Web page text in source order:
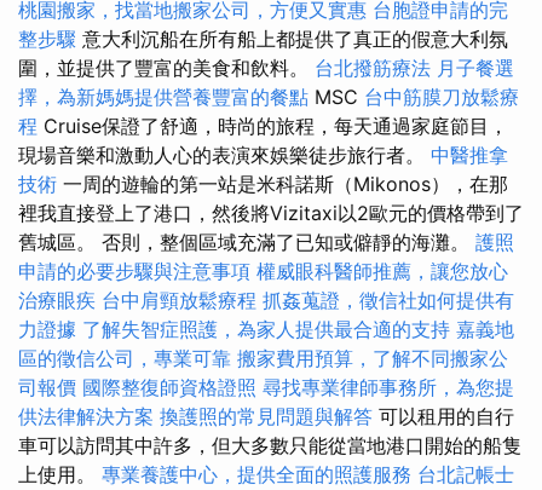
桃園搬家，找當地搬家公司，方便又實惠 台胞證申請的完
整步驟 意大利沉船在所有船上都提供了真正的假意大利氛
圍，並提供了豐富的美食和飲料。 台北撥筋療法 月子餐選
擇，為新媽媽提供營養豐富的餐點 MSC 台中筋膜刀放鬆療
程 Cruise保證了舒適，時尚的旅程，每天通過家庭節目，
現場音樂和激動人心的表演來娛樂徒步旅行者。 中醫推拿
技術 一周的遊輪的第一站是米科諾斯（Mikonos），在那
裡我直接登上了港口，然後將Vizitaxi以2歐元的價格帶到了
舊城區。 否則，整個區域充滿了已知或僻靜的海灘。 護照
申請的必要步驟與注意事項 權威眼科醫師推薦，讓您放心
治療眼疾 台中肩頸放鬆療程 抓姦蒐證，徵信社如何提供有
力證據 了解失智症照護，為家人提供最合適的支持 嘉義地
區的徵信公司，專業可靠 搬家費用預算，了解不同搬家公
司報價 國際整復師資格證照 尋找專業律師事務所，為您提
供法律解決方案 換護照的常見問題與解答 可以租用的自行
車可以訪問其中許多，但大多數只能從當地港口開始的船隻
上使用。 專業養護中心，提供全面的照護服務 台北記帳士